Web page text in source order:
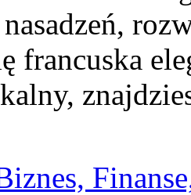
francuska